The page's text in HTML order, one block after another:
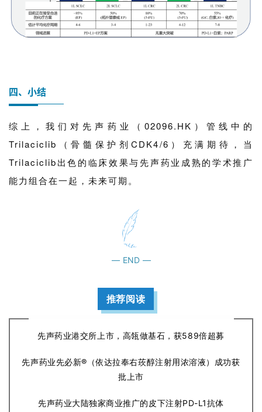
四、小结
综上，我们对先声药业（02096.HK）管线中的
Trilaciclib（骨髓保护剂CDK4/6）充满期待，当
Trilaciclib出色的临床效果与先声药业成熟的学术推广
能力组合在一起，未来可期。
— END —
推荐阅读
先声药业港交所上市，高瓴做基石，获589倍超募
先声药业先必新®（依达拉奉右莰醇注射用浓溶液）成功获
批上市
先声药业大陆独家商业推广的皮下注射PD-L1抗体